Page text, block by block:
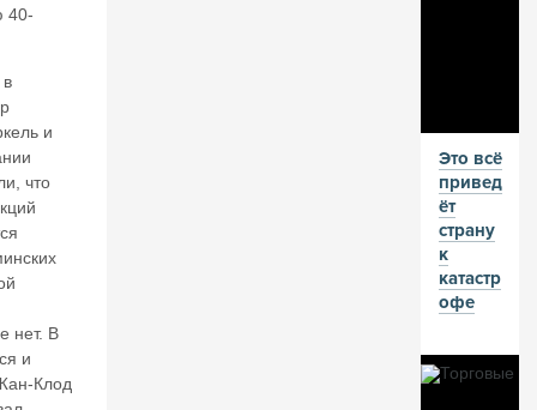
з
в
си
р
е
40-
и
что
нет. В
и
Клод
Это всё
привед
ёт
страну
к
катастр
офе